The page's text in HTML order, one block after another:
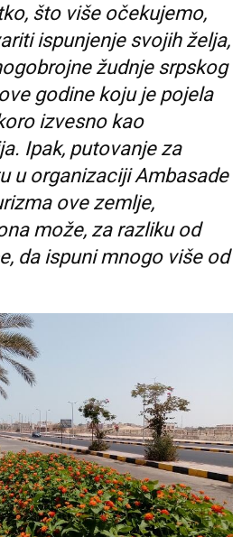
što više očekujemo,
ispunjenje svojih želja,
žudnje srpskog
godine koju je pojela
izvesno kao
Ipak, putovanje za
u organizaciji Ambasade
ove zemlje,
može, za razliku od
da ispuni mnogo više od